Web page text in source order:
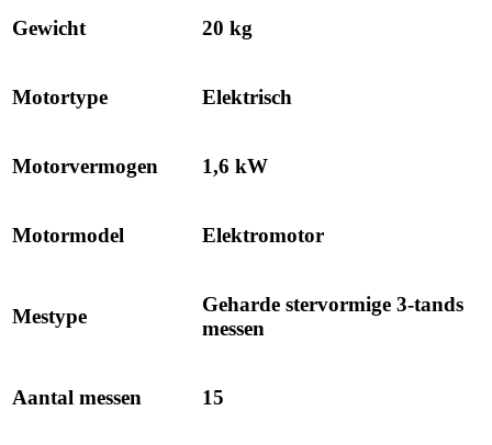
Gewicht 20 kg
Motortype Elektrisch
Motorvermogen 1,6 kW
Motormodel Elektromotor
Mestype
Geharde stervormige 3-tands
messen
Aantal messen 15